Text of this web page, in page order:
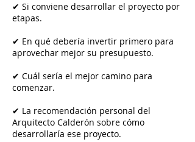
✔ Si conviene desarrollar el proyecto por
etapas.
✔ En qué debería invertir primero para
aprovechar mejor su presupuesto.
✔ Cuál sería el mejor camino para
comenzar.
✔ La recomendación personal del
Arquitecto Calderón sobre cómo
desarrollaría ese proyecto.